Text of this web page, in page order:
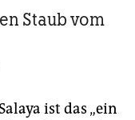
Staub vom
ist das „ein